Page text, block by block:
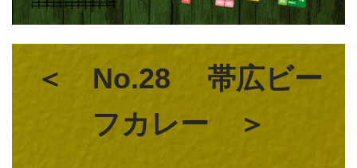
＜ No.28
帯広ビー
フカレー ＞